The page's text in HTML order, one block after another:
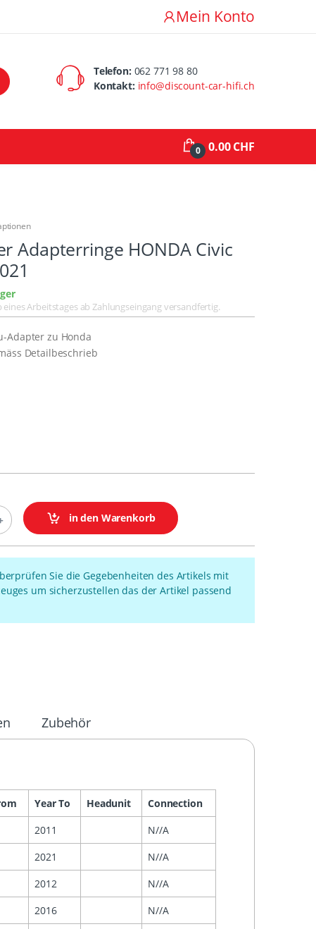
Mein Konto
Telefon: 062 771 98 80
Kontakt: info@discount-car-hifi.ch
0 0.00 CHF
Adapterringe HONDA Civic
Arbeitstages ab Zahlungseingang versandfertig.
Adapter zu Honda
Detailbeschrieb
in den Warenkorb
Sie die Gegebenheiten des Artikels mit
um sicherzustellen das der Artikel passend
Zubehör
Year To Headunit
Connection
2011
N//A
2021
N//A
2012
N//A
2016
N//A